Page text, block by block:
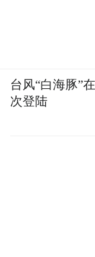
台风“白海豚”
次登陆